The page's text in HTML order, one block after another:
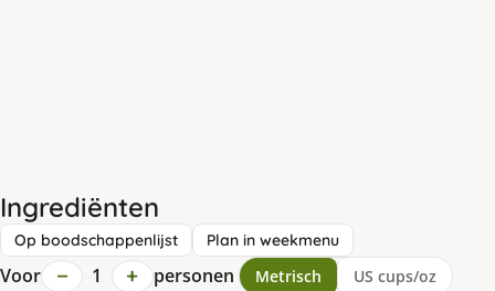
Ingrediënten
Op boodschappenlijst Plan in weekmenu
Voor − 1 + personen Metrisch US cups/oz